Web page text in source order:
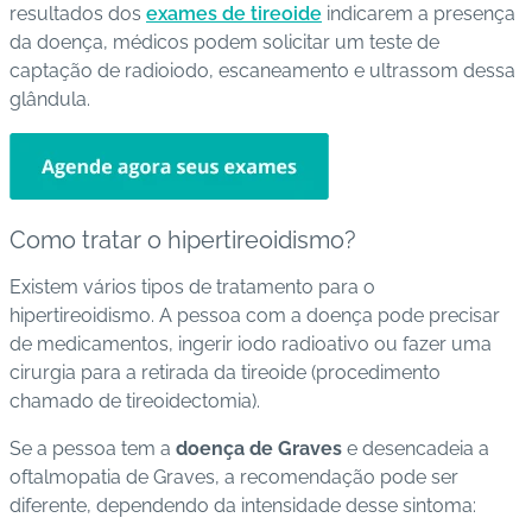
resultados dos exames de tireoide indicarem a presença
da doença, médicos podem solicitar um teste de
captação de radioiodo, escaneamento e ultrassom dessa
glândula.
Como tratar o hipertireoidismo?
Existem vários tipos de tratamento para o
hipertireoidismo. A pessoa com a doença pode precisar
de medicamentos, ingerir iodo radioativo ou fazer uma
cirurgia para a retirada da tireoide (procedimento
chamado de tireoidectomia).
Se a pessoa tem a doença de Graves e desencadeia a
oftalmopatia de Graves, a recomendação pode ser
diferente, dependendo da intensidade desse sintoma: